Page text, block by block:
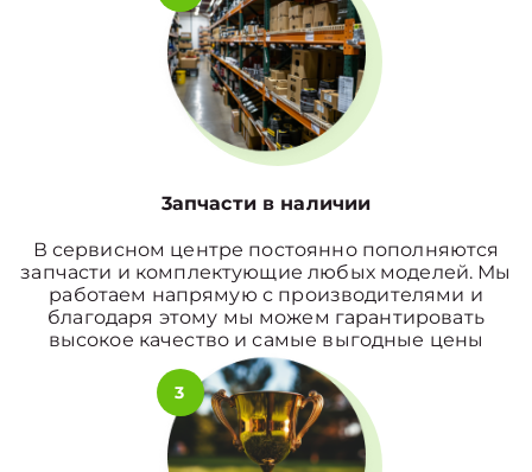
3апчасти в наличии
В сервисном центре постоянно пополняются
запчасти и комплектующие любых моделей. Мы
работаем напрямую с производителями и
благодаря этому мы можем гарантировать
высокое качество и самые выгодные цены
3